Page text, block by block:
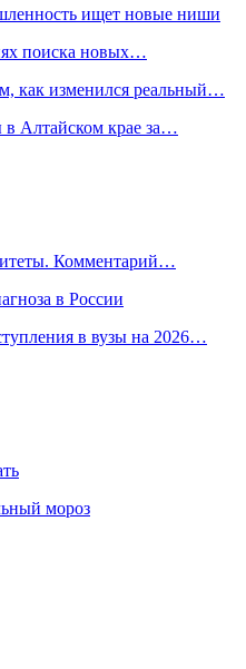
ищет новые ниши
поиска новых…
как изменился реальный…
в Алтайском крае за…
Комментарий…
в России
в вузы на 2026…
мороз